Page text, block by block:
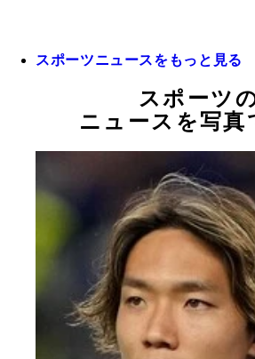
スポーツニュースをもっと見る
スポーツ
ニュースを写真